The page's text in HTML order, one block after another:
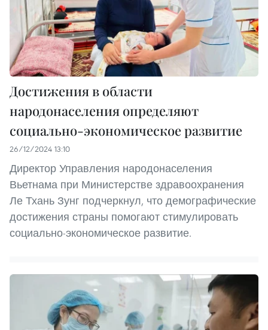
Достижения в области
народонаселения определяют
социально-экономическое развитие
26/12/2024 13:10
Директор Управления народонаселения
Вьетнама при Министерстве здравоохранения
Ле Тхань Зунг подчеркнул, что демографические
достижения страны помогают стимулировать
социально-экономическое развитие.